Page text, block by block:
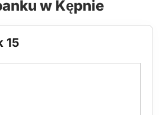
w Kępnie
15